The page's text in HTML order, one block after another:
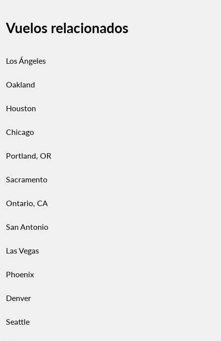
Vuelos relacionados
Los Ángeles
Oakland
Houston
Chicago
Portland, OR
Sacramento
Ontario, CA
San Antonio
Las Vegas
Phoenix
Denver
Seattle